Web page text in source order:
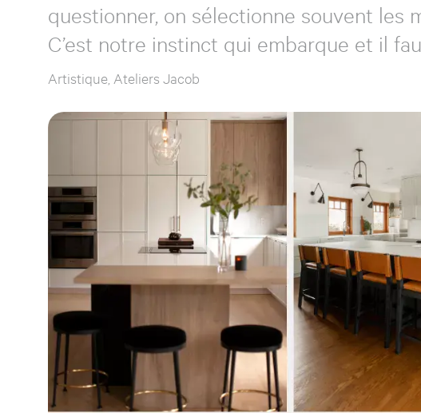
questionner, on sélectionne souvent les
C’est notre instinct qui embarque et il
Artistique, Ateliers Jacob